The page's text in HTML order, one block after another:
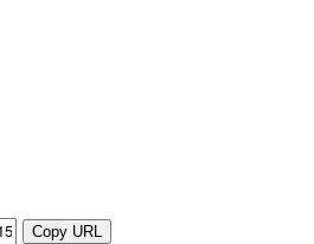
Copy URL